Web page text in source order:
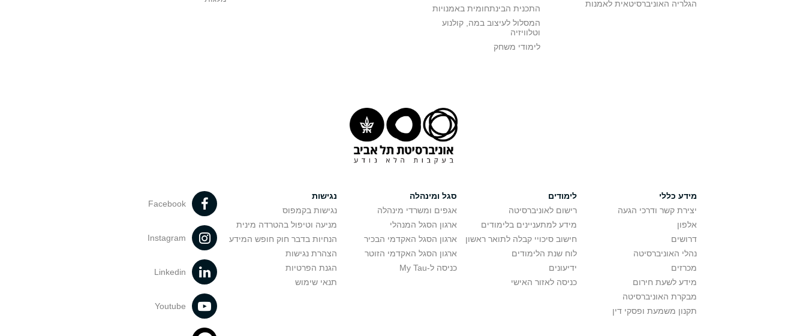
הגלריה האוניברסיטאית לאמנות
התכנית הבינתחומית באמנויות
המסלול לעיצוב במה, קולנוע
וטלוויזיה
לימודי משחק
מידע כללי
יצירת קשר ודרכי הגעה
אלפון
דרושים
נהלי האוניברסיטה
מכרזים
מידע לשעת חירום
מבקרת האוניברסיטה
תקנון משמעת ופסקי דין
לימודים
רישום לאוניברסיטה
מידע למתעניינים בלימודים
חישוב סיכויי קבלה לתואר ראשון
לוח שנת הלימודים
ידיעונים
כניסה לאזור האישי
סגל ומינהלה
אגפים ומשרדי מינהלה
ארגון הסגל המנהלי
ארגון הסגל האקדמי הבכיר
ארגון הסגל האקדמי הזוטר
כניסה ל-My Tau
נגישות
נגישות בקמפוס
מניעה וטיפול בהטרדה מינית
הנחיות בדבר חוק חופש המידע
הצהרת נגישות
הגנת הפרטיות
תנאי שימוש
Facebook
Instagram
Linkedin
Youtube